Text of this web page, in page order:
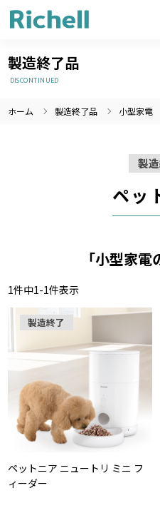
製品情報のみを検索
製造終了品
DISCONTINUED
ホーム 製造終了品 小型家電
製
ペッ
「小型家電
1件中1-1件表示
製造終了
ペットニア ニュートリ ミニ フ
ィーダー